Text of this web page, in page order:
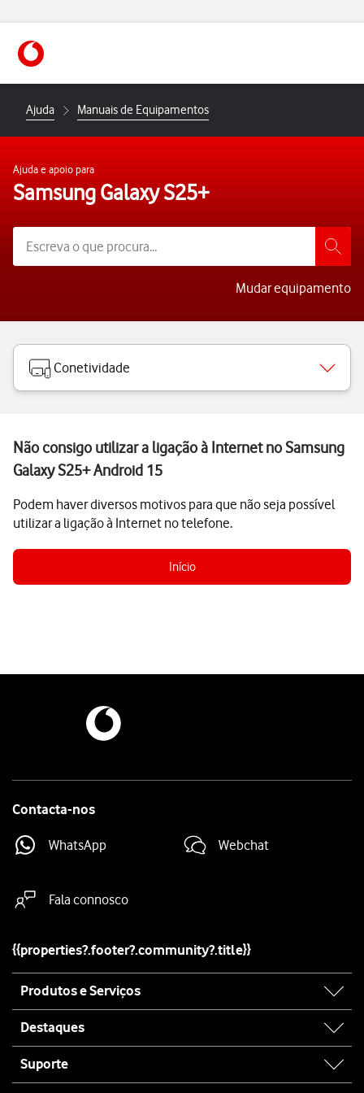
https://www.vodafone.pt
Ajuda Manuais de Equipamentos
Ajuda e apoio para
Samsung Galaxy S25+
Mudar equipamento
Conetividade
Não consigo utilizar a ligação à Internet no Samsung
Galaxy S25+ Android 15
Podem haver diversos motivos para que não seja possível
utilizar a ligação à Internet no telefone.
Início
Contacta-nos
WhatsApp Webchat
Fala connosco
{{properties?.footer?.community?.title}}
map
Produtos e Serviços
Destaques
Suporte